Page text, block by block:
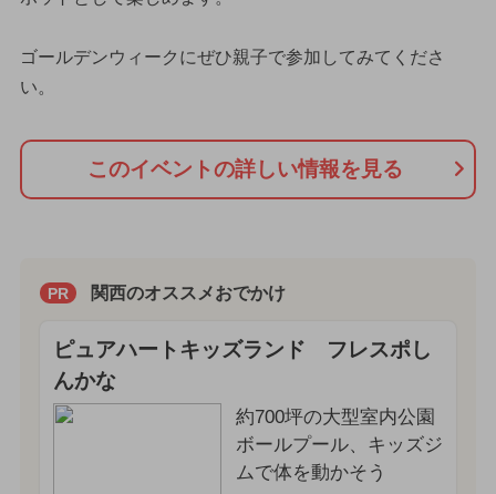
ゴールデンウィークにぜひ親子で参加してみてくださ
い。
このイベントの詳しい情報を見る
PR 関西のオススメおでかけ
ピュアハートキッズランド フレスポし
んかな
約700坪の大型室内公園
ボールプール、キッズジ
ムで体を動かそう